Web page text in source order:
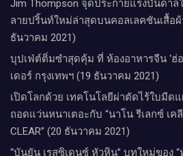
Jim Thompson จุดประกายแรงบันดาล
ลายปริ้นท์ใหม่ล่าสุดบนคอลเลคชันเสื้อผ้
ธันวาคม 2021)
บุปเฟ่ต์ติ่มซำสุดคุ้ม ที่ ห้อง​อาหารจีน​ ‘ฮ่
เดอร์​ กรุงเทพฯ​ (19 ธันวาคม 2021)
เปิดโลกด้วย เทคโนโลยีผ่าตัดไร้ใบมีดแ
ถอดแว่นหนาเตอะกับ “นาโน รีเลกซ์ เคลี
CLEAR” (20 ธันวาคม 2021)
“บันยัน เรสซิเดนซ์ หัวหิน” บทใหม่ของ